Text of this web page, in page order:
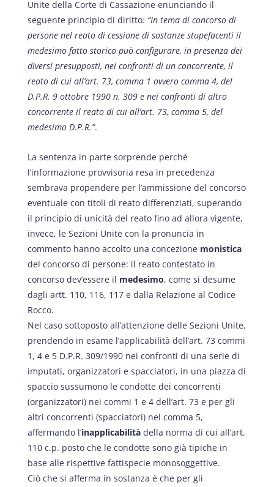
Unite della Corte di Cassazione enunciando il
seguente principio di diritto: “In tema di concorso di
persone nel reato di cessione di sostanze stupefacenti il
medesimo fatto storico può configurare, in presenza dei
diversi presupposti, nei confronti di un concorrente, il
reato di cui all’art. 73, comma 1 ovvero comma 4, del
D.P.R. 9 ottobre 1990 n. 309 e nei confronti di altro
concorrente il reato di cui all’art. 73, comma 5, del
medesimo D.P.R.”.
La sentenza in parte sorprende perché
l’informazione provvisoria resa in precedenza
sembrava propendere per l’ammissione del concorso
eventuale con titoli di reato differenziati, superando
il principio di unicità del reato fino ad allora vigente,
invece, le Sezioni Unite con la pronuncia in
commento hanno accolto una concezione monistica
del concorso di persone: il reato contestato in
concorso dev’essere il medesimo, come si desume
dagli artt. 110, 116, 117 e dalla Relazione al Codice
Rocco.
Nel caso sottoposto all’attenzione delle Sezioni Unite,
prendendo in esame l’applicabilità dell’art. 73 commi
1, 4 e 5 D.P.R. 309/1990 nei confronti di una serie di
imputati, organizzatori e spacciatori, in una piazza di
spaccio sussumono le condotte dei concorrenti
(organizzatori) nei commi 1 e 4 dell’art. 73 e per gli
altri concorrenti (spacciatori) nel comma 5,
affermando l’inapplicabilitàdella norma di cui all’art.
110 c.p. posto che le condotte sono già tipiche in
base alle rispettive fattispecie monosoggettive.
Ciò che si afferma in sostanza è che per gli